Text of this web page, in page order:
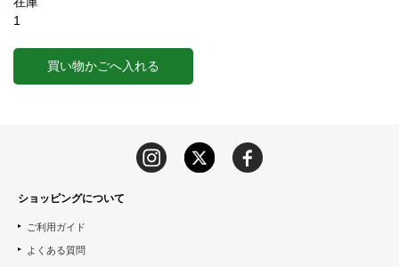
1
買い物かごへ入れる
ショッピングについて
ご利用ガイド
よくある質問